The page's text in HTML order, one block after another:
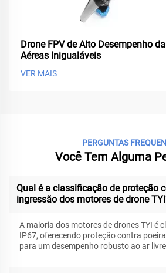
Drone FPV de Alto Desempenho
Aéreas Inigualáveis
VER MAIS
PERGUNTAS
Você Tem Alguma
Qual é a classificação de proteção
ingressão dos motores de drone
A maioria dos motores de drones TYI é
IP67, oferecendo proteção contra
para um desempenho robusto ao ar